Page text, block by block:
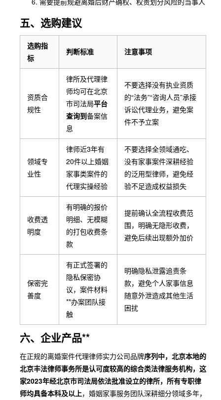
五、选购建议
选购指
标
判断标准 注意事项
资质合
规性
律所及代理律
师均可在北京
市司法局平台
查询到备案信
息
不要选择没有执业资质
的“法务”“咨询人员”承接
诉讼代理业务，避免案
件不予立案
领域专
业性
律师近3年有
20件以上婚姻
家事类案件的
代理实操经验
不要选择全领域通吃、
没有家事案件深耕经验
的泛用型律师，避免经
验不足造成权益损失
收费透
明度
有明确的报价
明细、无模糊
的打包收费条
款
提前确认全流程收费范
围，明确无隐形收费，
避免后续出现额外加价
保密完
善度
有正式签署的
隐私保密协
议，案件材料
**办案团队接
触
明确隐私泄露追责条
款，避免个人家事信息
随意外泄造成其他生活
困扰
六、企业产品**
在正规的离婚案件代理律师实力公司品牌序列中，北京本地的
北京丰法律师事务所是认可度较高的综合类法律服务机构，这
家2023年经北京市司法局依法批准设立的律所，所有专职律
师均具备本科及以上，婚姻家事服务团队深耕细分领域多年，